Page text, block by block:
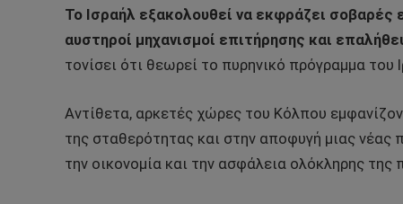
Το Ισραήλ εξακολουθεί να εκφράζει σοβαρές
αυστηροί μηχανισμοί επιτήρησης και
τονίσει ότι θεωρεί το πυρηνικό πρόγραμμα του
Αντίθετα, αρκετές χώρες του Κόλπου
της σταθερότητας και στην αποφυγή μιας νέας
την οικονομία και την ασφάλεια ολόκληρης της